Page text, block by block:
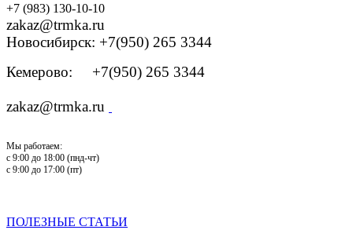
+7 (983) 130-10-10
zakaz@trmka.ru
Новосибирск: +7(950) 265 3344
Кемерово: +7(950) 265 3344
zakaz@trmka.ru
Мы работаем:
с 9:00 до 18:00 (пнд-чт)
с 9:00 до 17:00 (пт)
ПОЛЕЗНЫЕ СТАТЬИ